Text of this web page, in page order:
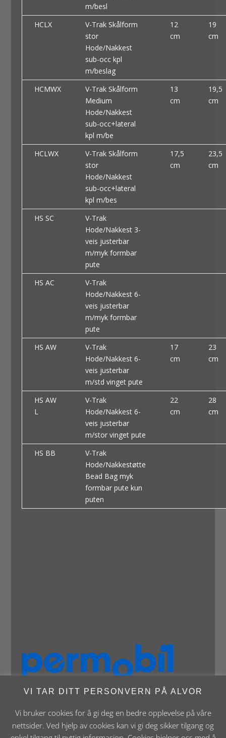
m/besl
HCLX
V-Trak Skålform
stor
Hode/Nakkest
sub-occ kpl
m/beslag
12
cm
19
cm
HCMWX
V-Trak Skålform
Medium
Hode/Nakkest
sub-occ+lateral
kpl m/be
13
cm
19,5
cm
HCLWX
V-Trak Skålform
stor
Hode/Nakkest
sub-occ+lateral
kpl m/bes
17,5
cm
23,5
cm
HS SC
V-Trak
Hode/Nakkest 3-
veis justerbar
m/myk formbar
pute
HS AC
V-Trak
Hode/Nakkest 6-
veis justerbar
m/myk formbar
pute
HS AW
V-Trak
Hode/Nakkest 6-
veis justerbar
m/std vinget pute
17
cm
23
cm
HS AW
L
V-Trak
Hode/Nakkest 6-
veis justerbar
m/stor vinget pute
22
cm
28
cm
HS BB
V-Trak
Hode/Nakkestøtte
Bead Bag myk
formbar pute kun
puten
VI TAR DITT PERSONVERN PÅ ALVOR
Vi bruker cookies for å gi deg en bedre opplevelse på våre
nettsider. Ved hjelp av cookies kan vi gi deg sikker tilgang og